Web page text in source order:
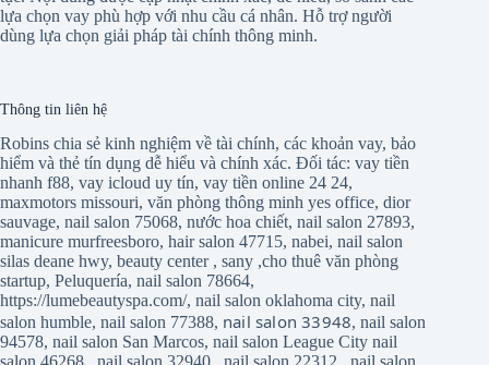
lựa chọn vay phù hợp với nhu cầu cá nhân. Hỗ trợ người
dùng lựa chọn giải pháp tài chính thông minh.
Thông tin liên hệ
Robins chia sẻ kinh nghiệm về tài chính, các khoản vay, bảo
hiểm và thẻ tín dụng dễ hiểu và chính xác. Đối tác: vay tiền
nhanh f88, vay icloud uy tín, vay tiền online 24 24,
maxmotors missouri, văn phòng thông minh yes office, dior
sauvage, nail salon 75068, nước hoa chiết, nail salon 27893,
manicure murfreesboro, hair salon 47715, nabei, nail salon
silas deane hwy, beauty center, sany ,cho thuê văn phòng
startup, Peluquería, nail salon 78664,
https://lumebeautyspa.com/, nail salon oklahoma city, nail
salon humble, nail salon 77388, nail salon 33948,nail salon
94578, nail salon San Marcos, nail salon League City nail
salon 46268
nail salon 32940 nail salon 22312 nail salon